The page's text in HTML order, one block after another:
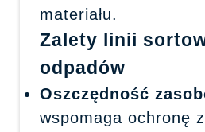
materiału.
Zalety linii
odpadów
Oszczędność
wspomaga ochronę